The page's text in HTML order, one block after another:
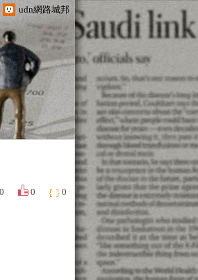
udn網路城邦
0 0 0